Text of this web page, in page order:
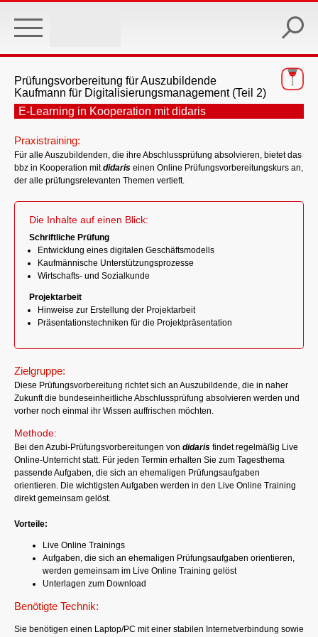
main
Prüfungsvorbereitung für Auszubildende
Kaufmann für Digitalisierungsmanagement (Teil 2)
E-Learning in Kooperation mit didaris
Praxistraining:
Für alle Auszubildenden, die ihre Abschlussprüfung absolvieren, bietet das
bbz in Kooperation mitdidaris einen Online Prüfungsvorbereitungskurs an,
der alle prüfungsrelevanten Themen vertieft.
Die Inhalte auf einen Blick:
Schriftliche Prüfung
Entwicklung eines digitalen Geschäftsmodells
Kaufmännische Unterstützungsprozesse
Wirtschafts- und Sozialkunde
Projektarbeit
Hinweise zur Erstellung der Projektarbeit
Präsentationstechniken für die Projektpräsentation
Zielgruppe:
Diese Prüfungsvorbereitung richtet sich an Auszubildende, die in naher
Zukunft die bundeseinheitliche Abschlussprüfung absolvieren werden und
vorher noch einmal ihr Wissen auffrischen möchten.
Methode:
Bei den Azubi-Prüfungsvorbereitungen von didaris findet regelmäßig Live
Online-Unterricht statt. Für jeden Termin erhalten Sie zum Tagesthema
passende Aufgaben, die sich an ehemaligen Prüfungsaufgaben
orientieren. Die wichtigsten Aufgaben werden in den Live Online Training
direkt gemeinsam gelöst.
Vorteile:
Live Online Trainings
Aufgaben, die sich an ehemaligen Prüfungsaufgaben orientieren,
werden gemeinsam im Live Online Training gelöst
Unterlagen zum Download
Benötigte Technik:
Sie benötigen einen Laptop/PC mit einer stabilen Internetverbindung sowie